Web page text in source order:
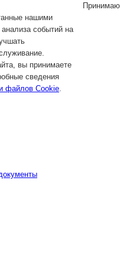
нашими
событий на
вы принимаете
сведения
файлов Cookie.
Принимаю